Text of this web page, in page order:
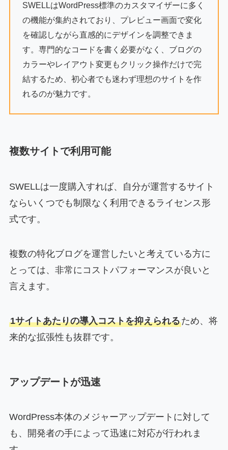
SWELLはWordPress標準のカスタマイザーに多く
の機能が集約されており、プレビュー画面で変化
を確認しながら直感的にデザインを調整できま
す。専門的なコードを書く必要がなく、ブログの
カラーやレイアウト変更もクリック操作だけで完
結するため、初心者でも迷わず理想のサイトを作
れるのが魅力です。
複数サイトで利用可能
SWELLは一度購入すれば、自分が運営するサイト
ならいくつでも制限なく利用できるライセンス形
式です。
複数の特化ブログを運営したいと考えている方に
とっては、非常にコストパフォーマンスが良いと
言えます。
1サイトあたりの導入コストを抑えられるため、将
来的な拡張性も抜群です。
アップデートが迅速
WordPress本体のメジャーアップデートに対して
も、開発者の手によって迅速に対応が行われま